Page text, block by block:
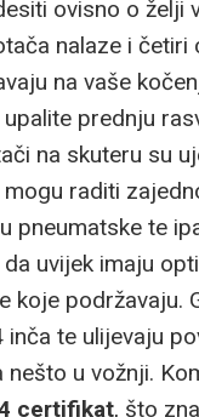
ovisno o želji
nalaze i četiri
na vaše
prednju
na skuteru su
raditi
pneumatske te
uvijek imaju
koje podržavaju.
inča te ulijevaju
nešto u vožnji.
certifikat, što